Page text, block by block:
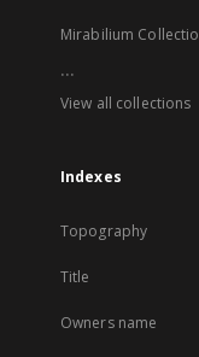
Mirabilium Collectio
...
View all collections
Indexes
Topography
Title
Owners name